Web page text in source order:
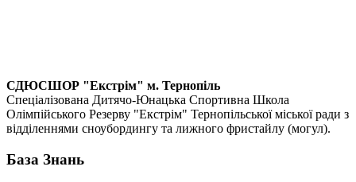
СДЮСШОР "Екстрім" м. Тернопіль
Спеціалізована Дитячо-Юнацька Спортивна Школа
Олімпійського Резерву "Екстрім" Тернопільської міської ради з
відділеннями сноубордингу та лижного фристайлу (могул).
База Знань